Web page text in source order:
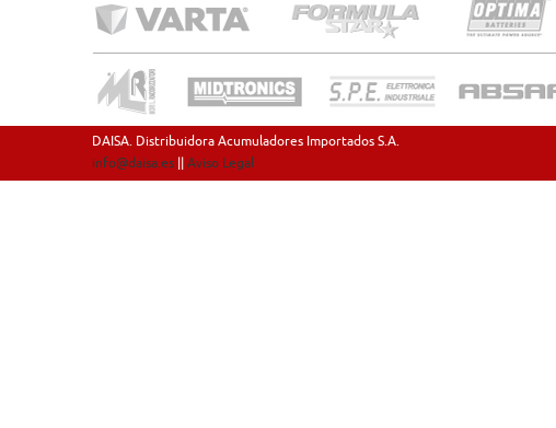
DAISA. Distribuidora Acumuladores Importados S.A.
info@daisa.es
Aviso Legal